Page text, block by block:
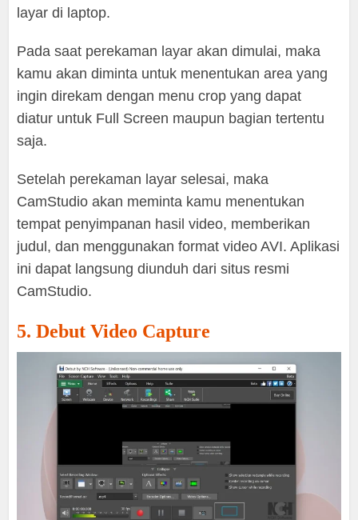
layar di laptop.
Pada saat perekaman layar akan dimulai, maka
kamu akan diminta untuk menentukan area yang
ingin direkam dengan menu crop yang dapat
diatur untuk Full Screen maupun bagian tertentu
saja.
Setelah perekaman layar selesai, maka
CamStudio akan meminta kamu menentukan
tempat penyimpanan hasil video, memberikan
judul, dan menggunakan format video AVI. Aplikasi
ini dapat langsung diunduh dari situs resmi
CamStudio.
5. Debut Video Capture